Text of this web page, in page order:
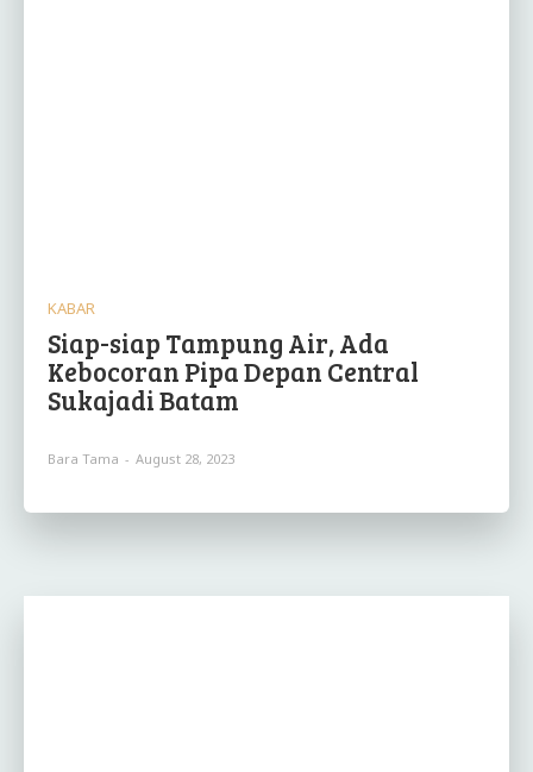
KABAR
Siap-siap Tampung Air, Ada
Kebocoran Pipa Depan Central
Sukajadi Batam
Bara Tama - August 28, 2023